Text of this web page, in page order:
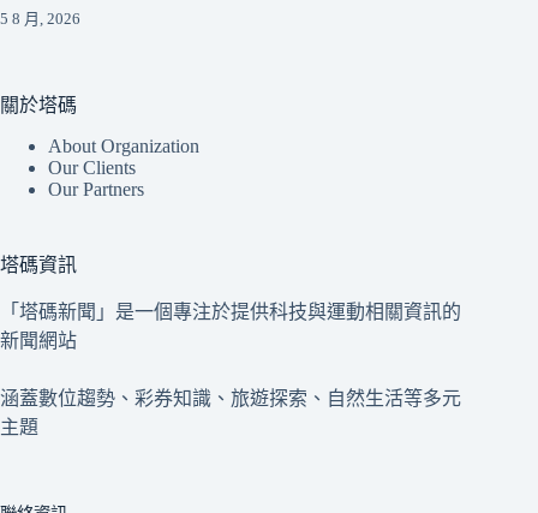
5 8 月, 2026
關於塔碼
About Organization
Our Clients
Our Partners
塔碼資訊
「塔碼新聞」是一個專注於提供科技與運動相關資訊的
新聞網站
涵蓋數位趨勢、彩券知識、旅遊探索、自然生活等多元
主題